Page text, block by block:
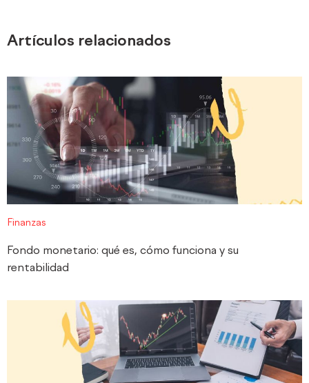
Artículos relacionados
Finanzas
Fondo monetario: qué es, cómo funciona y su
rentabilidad